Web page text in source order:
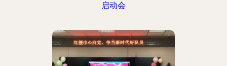
启动会